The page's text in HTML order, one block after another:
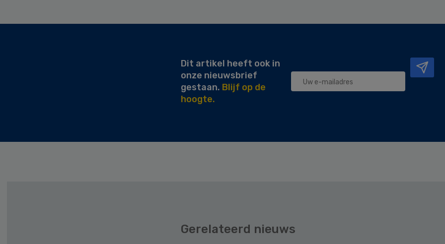
Dit artikel heeft ook in
onze nieuwsbrief
gestaan. Blijf op de
hoogte.
Gerelateerd nieuws